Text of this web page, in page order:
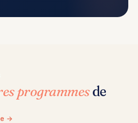
programmesde
→